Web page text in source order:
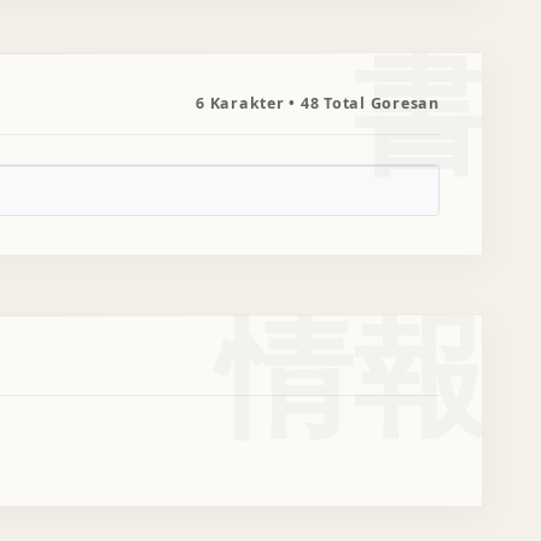
書
6 Karakter • 48 Total Goresan